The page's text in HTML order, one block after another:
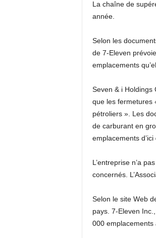
La chaîne de
année.
Selon les
de 7-Eleven
emplacements
Seven & i Holdings
que les fermetures
pétroliers ». Les
de carburant en
emplacements
L’entreprise n’a
concernés.
Selon le site Web
pays. 7-Eleven
000 emplacements